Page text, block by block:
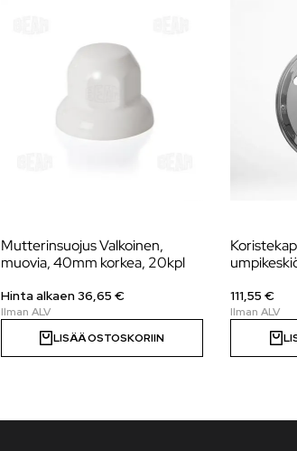
Mutterinsuojus Valkoinen,
muovia, 40mm korkea, 20kpl
Hinta alkaen 36,65 €
LISÄÄ OSTOSKORIIN
111,55 €